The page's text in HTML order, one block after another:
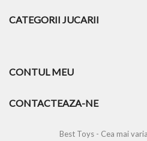
CATEGORII JUCARII
CONTUL MEU
CONTACTEAZA-NE
Best Toys - Cea mai